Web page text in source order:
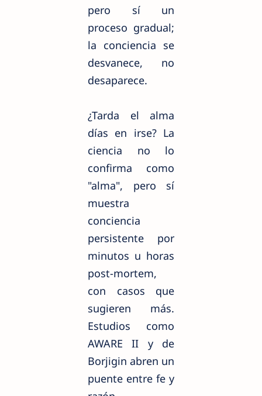
pero sí un
proceso gradual;
la conciencia se
desvanece, no
desaparece.
¿Tarda el alma
días en irse? La
ciencia no lo
confirma como
"alma", pero sí
muestra
conciencia
persistente por
minutos u horas
post-mortem,
con casos que
sugieren más.
Estudios como
AWARE II y de
Borjigin abren un
puente entre fe y